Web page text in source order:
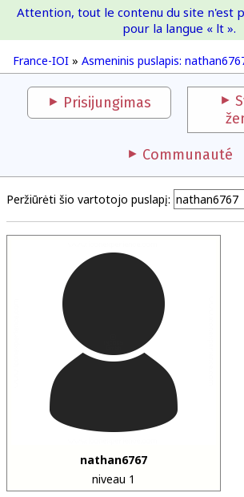
France-
France-IOI » Asmeninis puslapis:
Attention, tout le contenu du site n'est
pour la langue « lt ».
Prisijungimas
Communauté
Peržiūrėti šio vartotojo puslapį:
nathan6767
niveau 1